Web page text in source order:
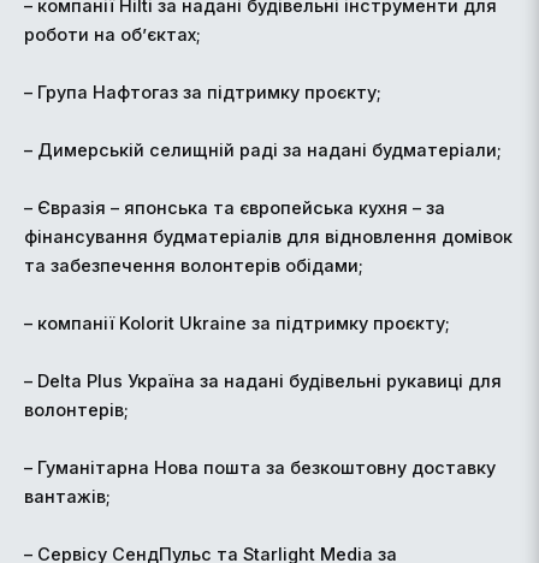
– компанії Hilti за надані будівельні інструменти для
роботи на об’єктах;
– Група Нафтогаз за підтримку проєкту;
– Димерській селищній раді за надані будматеріали;
– Євразія – японська та європейська кухня – за
фінансування будматеріалів для відновлення домівок
та забезпечення волонтерів обідами;
– компанії Kolorit Ukraine за підтримку проєкту;
– Delta Plus Україна за надані будівельні рукавиці для
волонтерів;
– Гуманітарна Нова пошта за безкоштовну доставку
вантажів;
– Сервісу СендПульс та Starlight Media за